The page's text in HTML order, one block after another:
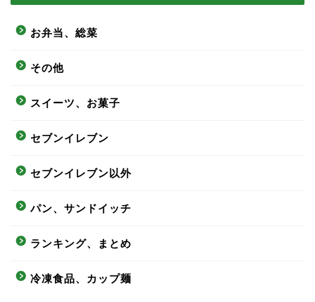
お弁当、総菜
その他
スイーツ、お菓子
セブンイレブン
セブンイレブン以外
パン、サンドイッチ
ランキング、まとめ
冷凍食品、カップ麺